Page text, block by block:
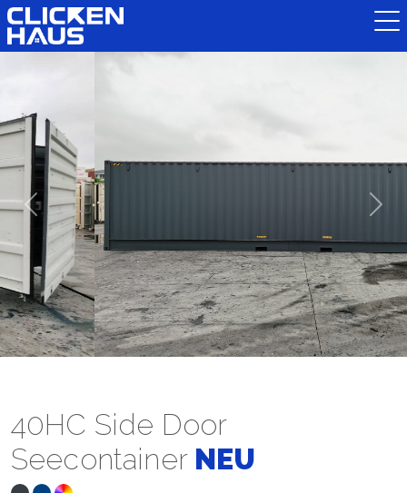
Previous Next
40HC Side Door
Seecontainer NEU